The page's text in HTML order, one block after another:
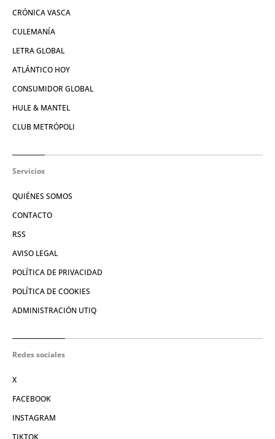
CRÓNICA VASCA
CULEMANÍA
LETRA GLOBAL
ATLÁNTICO HOY
CONSUMIDOR GLOBAL
HULE & MANTEL
CLUB METRÓPOLI
Servicios
QUIÉNES SOMOS
CONTACTO
RSS
AVISO LEGAL
POLÍTICA DE PRIVACIDAD
POLÍTICA DE COOKIES
ADMINISTRACIÓN UTIQ
Redes sociales
X
FACEBOOK
INSTAGRAM